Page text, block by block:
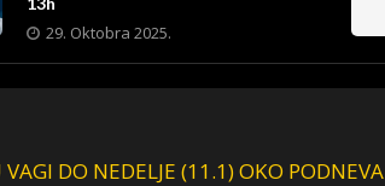
29. Oktobra 2025.
VAGI DO NEDELJE (11.1) OKO PODNEVA